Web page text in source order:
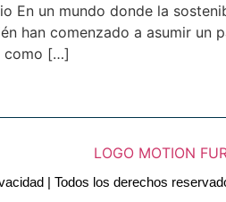
En un mundo donde la
han comenzado a asumir un
como […]
| Todos los derechos